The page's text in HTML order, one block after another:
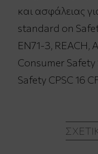
και ασφάλειας
standard on
EN71-3, REACH,
Consumer
Safety CPSC 16